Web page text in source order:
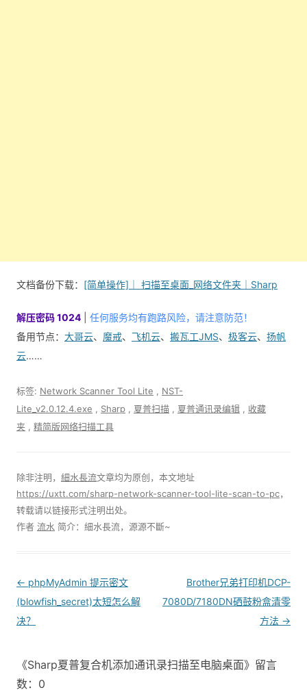
文档备份下载： [简单操作]｜ 扫描至桌面_网络文件夹｜Sharp
解压密码 1024
任何服务均有跑路风险，请注意防范！
备用节点： 大哥云、 魔戒、 飞机云、 搬瓦工JMS、 极客云、 扬帆
云……
标签: Network Scanner Tool Lite , NST-
Lite_v2.0.12.4.exe , Sharp , 夏普扫描 , 夏普通讯录编辑 , 收藏
夹 , 精简版网络扫描工具
除非注明， 細水長流文章均为原创，本文地址
https://uxtt.com/sharp-network-scanner-tool-lite-scan-to-pc，
转载请以链接形式注明出处。
作者 流水 简介：細水長流，源源不斷~
Post
navigation
← phpMyAdmin 提示密文
(blowfish_secret)太短怎么解
决？
Brother兄弟打印机DCP-
7080D/7180DN硒鼓粉盒清零
方法 →
《Sharp夏普复合机添加通讯录扫描至电脑桌面》留言
数：0